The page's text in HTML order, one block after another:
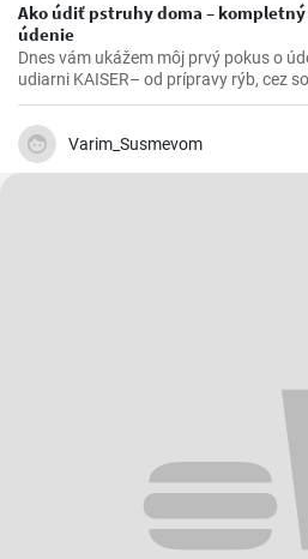
Ako údiť pstruhy doma –
údenie
Dnes vám ukážem môj prvý pokus o
udiarni KAISER– od prípravy rýb, cez
Ak máte radi domáce údené ryby,
pripraviť krásne zlatisté a chutné
Varim_Susmevom